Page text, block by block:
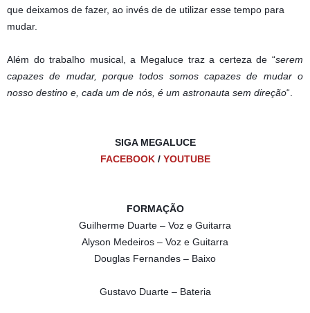
que deixamos de fazer, ao invés de de utilizar esse tempo para
mudar.
Além do trabalho musical, a Megaluce traz a certeza de “serem
capazes de mudar, porque todos somos capazes de mudar o
nosso destino e, cada um de nós, é um astronauta sem direção“.
SIGA MEGALUCE
FACEBOOK/ YOUTUBE
FORMAÇÃO
Guilherme Duarte – Voz e Guitarra
Alyson Medeiros – Voz e Guitarra
Douglas Fernandes – Baixo
Gustavo Duarte – Bateria